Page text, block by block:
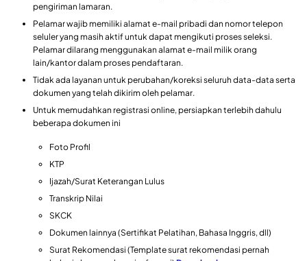
pengiriman lamaran.
Pelamar wajib memiliki alamat e-mail pribadi dan nomor telepon
seluler yang masih aktif untuk dapat mengikuti proses seleksi.
Pelamar dilarang menggunakan alamat e-mail milik orang
lain/kantor dalam proses pendaftaran.
Tidak ada layanan untuk perubahan/koreksi seluruh data-data serta
dokumen yang telah dikirim oleh pelamar.
Untuk memudahkan registrasi online, persiapkan terlebih dahulu
beberapa dokumen ini
Foto Profil
KTP
Ijazah/Surat Keterangan Lulus
Transkrip Nilai
SKCK
Dokumen lainnya (Sertifikat Pelatihan, Bahasa Inggris, dll)
Surat Rekomendasi (Template surat rekomendasi pernah